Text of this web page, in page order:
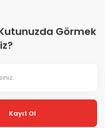
Görmek
Kayıt Ol